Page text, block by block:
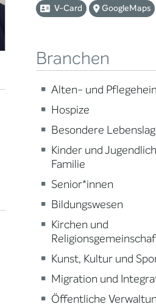
V-Card GoogleMaps
Branchen
Alten- und
Hospize
Besondere
Kinder und
Familie
Senior*innen
Bildungswesen
Kirchen und
Kunst, Kultur und
Migration und
Öffentliche